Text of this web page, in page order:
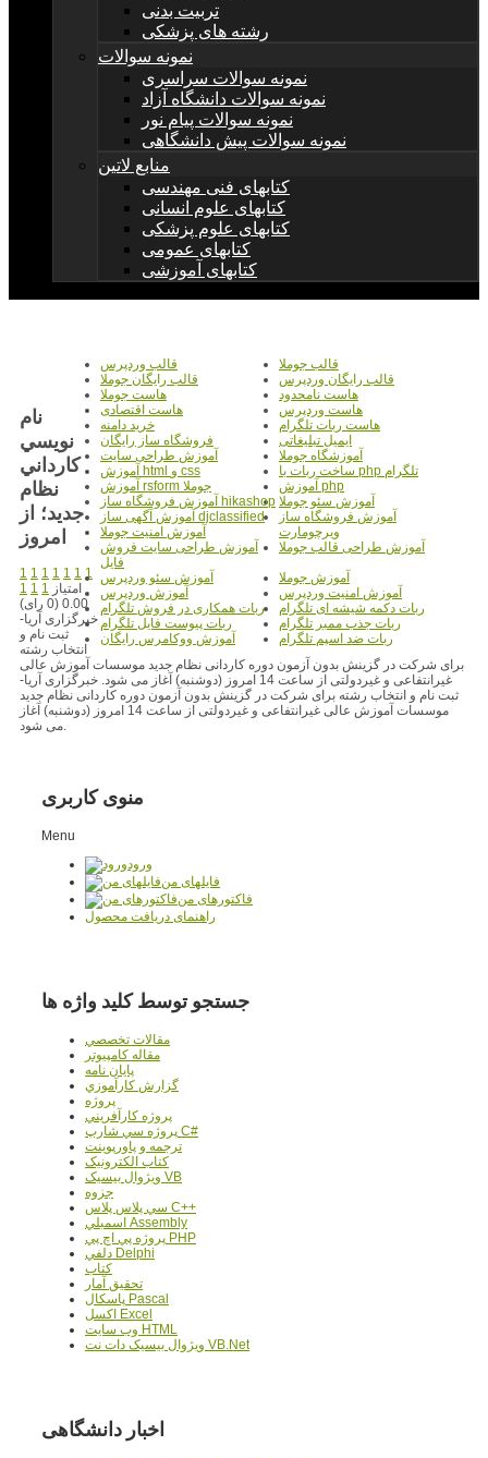
تربیت بدنی
رشته های پزشکی
نمونه سوالات
نمونه سوالات سراسری
نمونه سوالات دانشگاه آزاد
نمونه سوالات پیام نور
نمونه سوالات پیش دانشگاهی
منابع لاتین
کتابهای فنی مهندسی
کتابهای علوم انسانی
کتابهای علوم پزشکی
کتابهای عمومی
کتابهای آموزشی
قالب جوملا
قالب وردپرس
قالب رایگان وردپرس
قالب رایگان جوملا
هاست نامحدود
هاست جوملا
هاست وردپرس
هاست اقتصادی
هاست ربات تلگرام
خرید دامنه
ایمیل تبلیغاتی
فروشگاه ساز رایگان
آموزشگاه جوملا
آموزش طراحی سایت
ساخت ربات با php تلگرام
آموزش html و css
آموزش php
آموزش rsform جوملا
آموزش سئو جوملا آموزش فروشگاه ساز hikashop
آموزش فروشگاه ساز
ویرچومارت
آموزش آگهی ساز djclassified
آموزش امنیت جوملا
آموزش طراحی قالب جوملا
آموزش طراحی سایت فروش
فایل
آموزش جوملا
آموزش سئو وردپرس
آموزش امنیت وردپرس
آموزش وردپرس
ربات دکمه شیشه ای تلگرام
ربات همکاری در فروش تلگرام
ربات جذب ممبر تلگرام
ربات پیوست فایل تلگرام
ربات ضد اسپم تلگرام
آموزش ووکامرس رایگان
نام
نويسي
کارداني
نظام
جديد؛ از
امروز
1 1 1 1 1 1 1
1 1 1 امتیاز
0.00 (0 رای)
خبرگزاری آریا-
ثبت نام و
انتخاب رشته
برای شرکت در گزینش بدون آزمون دوره کاردانی نظام جدید موسسات آموزش عالی
غیرانتفاعی و غیردولتی از ساعت 14 امروز (دوشنبه) آغاز می شود. خبرگزاری آریا-
ثبت نام و انتخاب رشته برای شرکت در گزینش بدون آزمون دوره کاردانی نظام جدید
موسسات آموزش عالی غیرانتفاعی و غیردولتی از ساعت 14 امروز (دوشنبه) آغاز
می شود.
منوی کاربری
Menu
ورود
فایلهای من
فاکتورهای من
راهنمای دریافت محصول
جستجو توسط کلید واژه ها
مقالات تخصصي
مقاله کامپیوتر
پایان نامه
گزارش کارآموزي
پروژه
پروژه کارآفريني
پروژه سي شارپ C#
ترجمه و پاورپوينت
کتاب الکترونيک
ويژوال بيسيک VB
جزوه
سي پلاس پلاس C++
اسمبلي Assembly
پروژه پي اچ پي PHP
دلفي Delphi
کتاب
تحقيق آمار
پاسکال Pascal
اکسل Excel
وب سايت HTML
ويژوال بيسيک دات نت VB.Net
اخبار دانشگاهی